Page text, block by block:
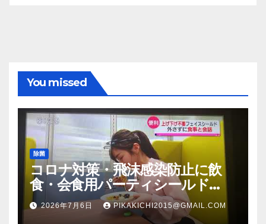
You missed
除菌
コロナ対策・飛沫感染防止に飲
食・会食用パーティシールド
（マスク会食代替品）ＦＢＣ福井
放送のＴＶ番組での紹介映像
2026年7月6日 PIKAKICHI2015@GMAIL.COM